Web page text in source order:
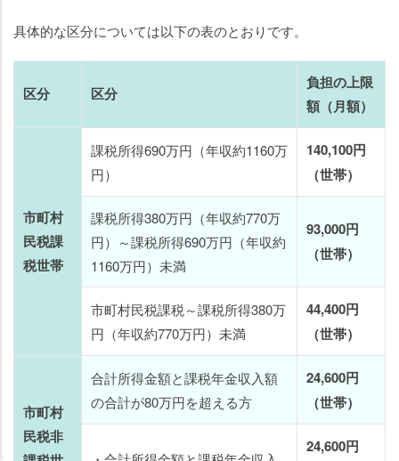
具体的な区分については以下の表のとおりです。
区分 区分
負担の上限
額（月額）
市町村
民税課
税世帯
課税所得690万円（年収約1160万
円）
140,100円
（世帯）
課税所得380万円（年収約770万
円）～課税所得690万円（年収約
1160万円）未満
93,000円
（世帯）
市町村民税課税～課税所得380万
円（年収約770万円）未満
44,400円
（世帯）
市町村
民税非
合計所得金額と課税年金収入額
の合計が80万円を超える方
24,600円
（世帯）
24,600円
老人ホームの知りたいことがわかる
老人ホームの知りたいことがわかる